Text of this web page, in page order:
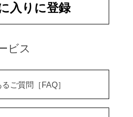
入りに登録
ビス
ご質問［FAQ］